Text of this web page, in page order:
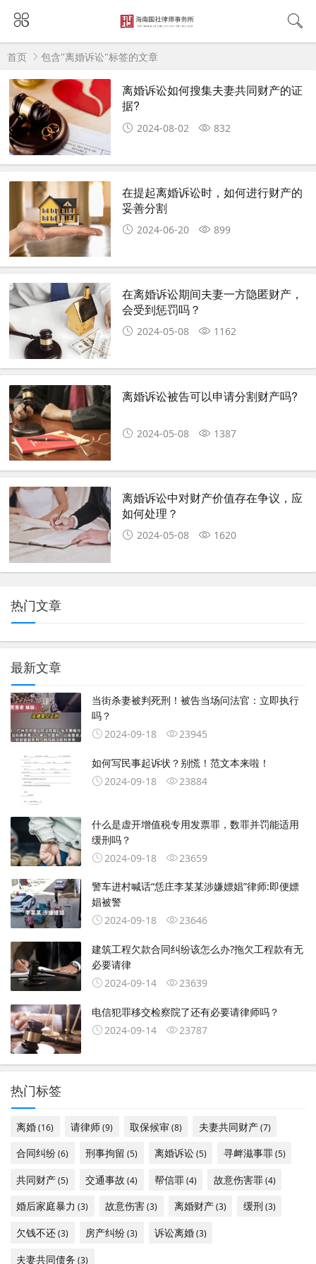
首页 包含"离婚诉讼"标签的文章
离婚诉讼如何搜集夫妻共同财产的证
据?
2024-08-02 832
在提起离婚诉讼时，如何进行财产的
妥善分割
2024-06-20 899
在离婚诉讼期间夫妻一方隐匿财产，
会受到惩罚吗？
2024-05-08 1162
离婚诉讼被告可以申请分割财产吗?
2024-05-08 1387
离婚诉讼中对财产价值存在争议，应
如何处理？
2024-05-08 1620
热门文章
最新文章
当街杀妻被判死刑！被告当场问法官：立即执行
吗？
2024-09-18
23945
如何写民事起诉状？别慌！范文本来啦！
2024-09-18
23884
什么是虚开增值税专用发票罪，数罪并罚能适用
缓刑吗？
2024-09-18
23659
警车进村喊话“恁庄李某某涉嫌嫖娼”律师:即便嫖
娼被警
2024-09-18
23646
建筑工程欠款合同纠纷该怎么办?拖欠工程款有无
必要请律
2024-09-14
23639
电信犯罪移交检察院了还有必要请律师吗？
2024-09-14
23787
热门标签
离婚(16) 请律师(9) 取保候审(8) 夫妻共同财产(7)
合同纠纷(6) 刑事拘留 (5) 离婚诉讼(5) 寻衅滋事罪(5)
共同财产(5) 交通事故 (4) 帮信罪(4) 故意伤害罪(4)
婚后家庭暴力 (3) 故意伤害(3) 离婚财产(3) 缓刑 (3)
欠钱不还(3) 房产纠纷(3) 诉讼离婚(3)
夫妻共同债务 (3)